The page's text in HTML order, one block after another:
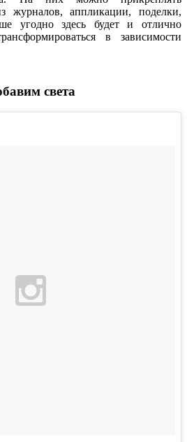
журналов, аппликации, поделки,
угодно здесь будет и отлично
в зависимости
света